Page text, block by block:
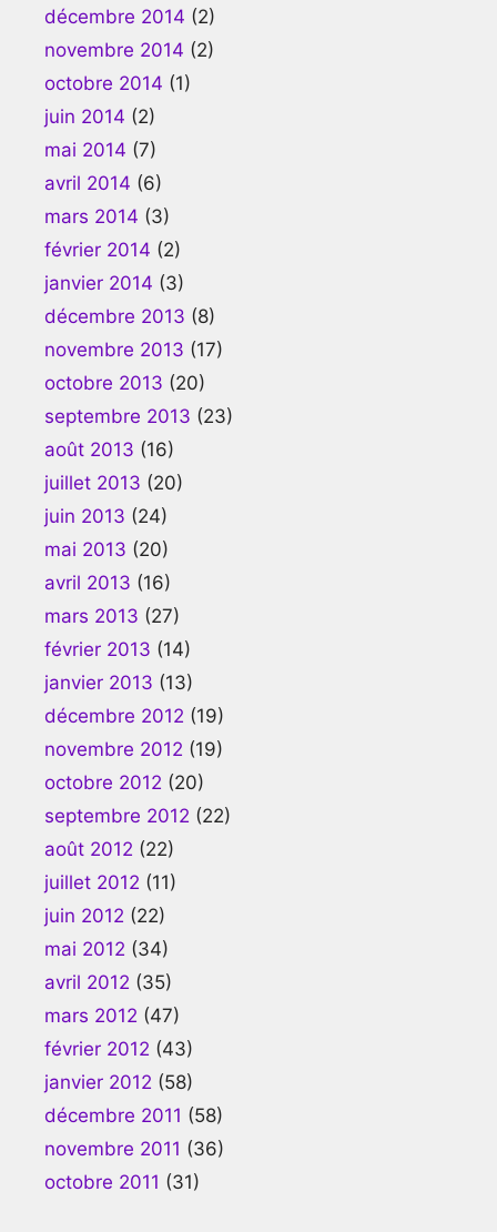
décembre 2014 (2)
novembre 2014 (2)
octobre 2014 (1)
juin 2014 (2)
mai 2014 (7)
avril 2014 (6)
mars 2014 (3)
février 2014 (2)
janvier 2014 (3)
décembre 2013 (8)
novembre 2013 (17)
octobre 2013 (20)
septembre 2013 (23)
août 2013 (16)
juillet 2013 (20)
juin 2013 (24)
mai 2013 (20)
avril 2013 (16)
mars 2013 (27)
février 2013 (14)
janvier 2013 (13)
décembre 2012 (19)
novembre 2012 (19)
octobre 2012 (20)
septembre 2012 (22)
août 2012 (22)
juillet 2012 (11)
juin 2012 (22)
mai 2012 (34)
avril 2012 (35)
mars 2012 (47)
février 2012 (43)
janvier 2012 (58)
décembre 2011 (58)
novembre 2011 (36)
octobre 2011 (31)